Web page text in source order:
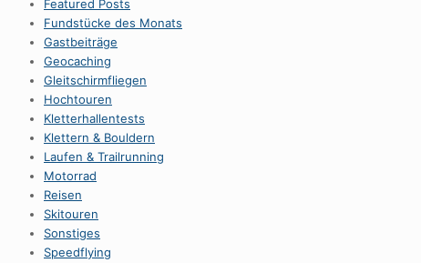
Featured Posts
Fundstücke des Monats
Gastbeiträge
Geocaching
Gleitschirmfliegen
Hochtouren
Kletterhallentests
Klettern & Bouldern
Laufen & Trailrunning
Motorrad
Reisen
Skitouren
Sonstiges
Speedflying